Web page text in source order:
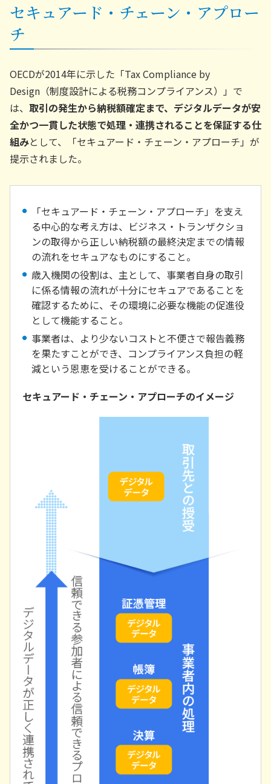
セキュアード・チェーン・アプロー
チ
OECDが2014年に示した「Tax Compliance by
Design（制度設計による税務コンプライアンス）」で
は、 取引の発生から納税額確定まで、デジタルデータが安
全かつ一貫した状態で処理・連携されることを保証する仕
組みとして、「セキュアード・チェーン・アプローチ」が
提示されました。
「セキュアード・チェーン・アプローチ」を支え
る中心的な考え方は、ビジネス・トランザクショ
ンの取得から正しい納税額の最終決定までの情報
の流れをセキュアなものにすること。
歳入機関の役割は、主として、事業者自身の取引
に係る情報の流れが十分にセキュアであることを
確認するために、その環境に必要な機能の促進役
として機能すること。
事業者は、より少ないコストと不便さで報告義務
を果たすことができ、コンプライアンス負担の軽
減という恩恵を受けることができる。
セキュアード・チェーン・アプローチのイメージ